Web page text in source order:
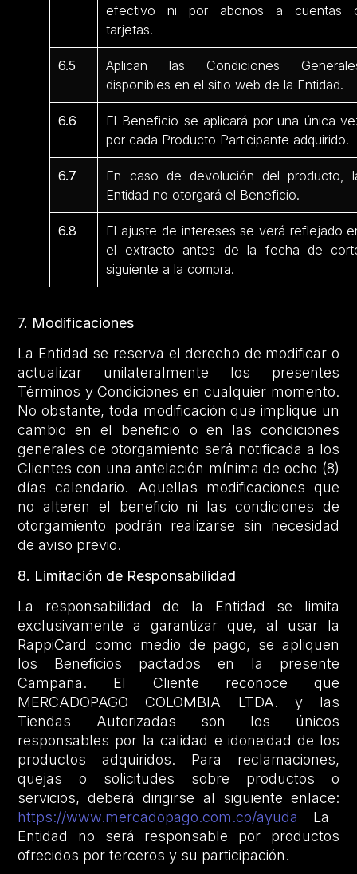
efectivo ni por abonos a cuentas
tarjetas.
6.5
Aplican las Condiciones
disponibles en el sitio web de la Entidad.
6.6
El Beneficio se aplicará por una única
por cada Producto Participante adquirido.
6.7
En caso de devolución del producto,
Entidad no otorgará el Beneficio.
6.8
El ajuste de intereses se verá reflejado
el extracto antes de la fecha de
siguiente a la compra.
7. Modificaciones
La Entidad se reserva el derecho de modificar o
actualizar unilateralmente los presentes
Términos y Condiciones en cualquier momento.
No obstante, toda modificación que implique un
cambio en el beneficio o en las condiciones
generales de otorgamiento será notificada a los
Clientes con una antelación mínima de ocho (8)
días calendario. Aquellas modificaciones que
no alteren el beneficio ni las condiciones de
otorgamiento podrán realizarse sin necesidad
de aviso previo.
8. Limitación de Responsabilidad
La responsabilidad de la Entidad se limita
exclusivamente a garantizar que, al usar la
RappiCard como medio de pago, se apliquen
los Beneficios pactados en la presente
Campaña. El Cliente reconoce que
MERCADOPAGO COLOMBIA LTDA. y las
Tiendas Autorizadas son los únicos
responsables por la calidad e idoneidad de los
productos adquiridos. Para reclamaciones,
quejas o solicitudes sobre productos o
servicios, deberá dirigirse al siguiente enlace:
https://www.mercadopago.com.co/ayuda
La
Entidad no será responsable por productos
ofrecidos por terceros y su participación.